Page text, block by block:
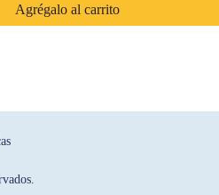
Agrégalo al carrito